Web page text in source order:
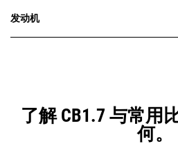
发动机
了解 CB1.7 与常用
何。